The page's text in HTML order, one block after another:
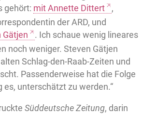
gehört: mit Annette Dittert
,
der ARD, und
Gätjen
. Ich schaue wenig lineares
noch weniger. Steven Gätjen
Schlag-den-Raab-Zeiten und
Passenderweise hat die Folge
es, unterschätzt zu werden.“
Süddeutsche Zeitung, darin